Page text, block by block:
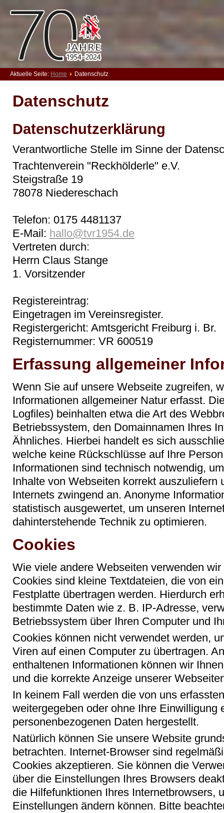
Aktuelle Seite: Home Datenschutz
Datenschutz
Datenschutzerklärung
Verantwortliche Stelle im Sinne der
Trachtenverein "Reckhölderle" e.V.
Steigstraße 19
78078 Niedereschach
Telefon: 0175 4481137
E-Mail: hallo@tvr1954.de
Vertreten durch:
Herrn Claus Stange
1. Vorsitzender
Registereintrag:
Eingetragen im Vereinsregister.
Registergericht: Amtsgericht Freiburg i. Br.
Registernummer: VR 600519
Erfassung allgemeiner
Wenn Sie auf unsere Webseite zugreifen,
Informationen allgemeiner Natur erfasst.
Logfiles) beinhalten etwa die Art des
Betriebssystem, den Domainnamen Ihres
Ähnliches. Hierbei handelt es sich
welche keine Rückschlüsse auf Ihre
Informationen sind technisch notwendig,
Inhalte von Webseiten korrekt auszuliefern
Internets zwingend an. Anonyme
statistisch ausgewertet, um unseren
dahinterstehende Technik zu optimieren.
Cookies
Wie viele andere Webseiten verwenden wir
Cookies sind kleine Textdateien, die von
Festplatte übertragen werden. Hierdurch
bestimmte Daten wie z. B. IP-Adresse,
Betriebssystem über Ihren Computer und
Cookies können nicht verwendet werden,
Viren auf einen Computer zu übertragen.
enthaltenen Informationen können wir
und die korrekte Anzeige unserer
In keinem Fall werden die von uns
weitergegeben oder ohne Ihre Einwilligung
personenbezogenen Daten hergestellt.
Natürlich können Sie unsere Website
betrachten. Internet-Browser sind
Cookies akzeptieren. Sie können die
über die Einstellungen Ihres Browsers
die Hilfefunktionen Ihres Internetbrowsers,
Einstellungen ändern können. Bitte